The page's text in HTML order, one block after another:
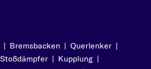
| Bremsbacken | Querlenker |
Stoßdämpfer | Kupplung |